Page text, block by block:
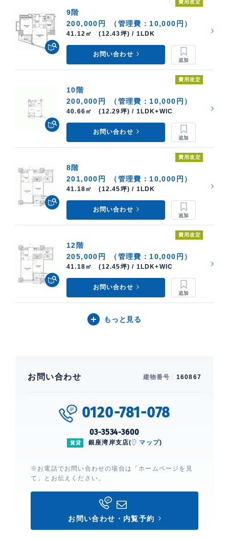
費用改定
9階
200,000円
（管理費：10,000円）
41.12㎡ (12.43坪) / 1LDK
お問い合わせ
費用改定
10階
200,000円
（管理費：10,000円）
40.66㎡ (12.29坪) / 1LDK+WIC
お問い合わせ
費用改定
8階
201,000円
（管理費：10,000円）
41.18㎡ (12.45坪) / 1LDK
お問い合わせ
費用改定
12階
205,000円
（管理費：10,000円）
41.18㎡ (12.45坪) / 1LDK+WIC
お問い合わせ
もっと見る
お問い合わせ 建物番号 160867
0120-781-078
03-3534-3600
賃貸 銀座湾岸支店( マップ)
※お電話でお問い合わせの場合は「ホームページを見
て」とお伝えください。
お問い合わせ・内覧予約